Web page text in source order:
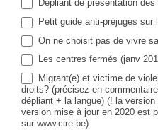
Dépliant de présentation
Petit guide anti-préjugés sur
On ne choisit pas de vivre
Les centres fermés (janv
Migrant(e) et victime de
droits? (précisez en
dépliant + la langue) (! la
version mise à jour en 2020 est
sur www.cire.be)